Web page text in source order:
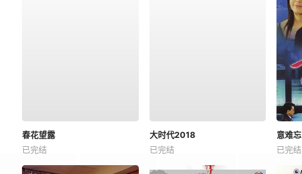
春花望露
已完结
大时代2018
已完结
意难忘
已完结